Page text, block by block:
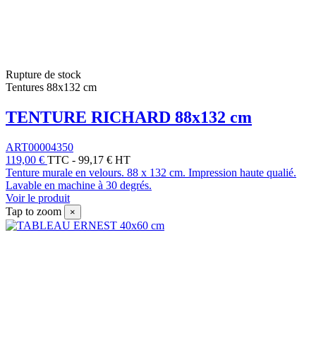
Rupture de stock
Tentures 88x132 cm
TENTURE RICHARD 88x132 cm
ART00004350
119,00 € TTC - 99,17 € HT
Tenture murale en velours. 88 x 132 cm. Impression haute qualié.
Lavable en machine à 30 degrés.
Voir le produit
Tap to zoom
×